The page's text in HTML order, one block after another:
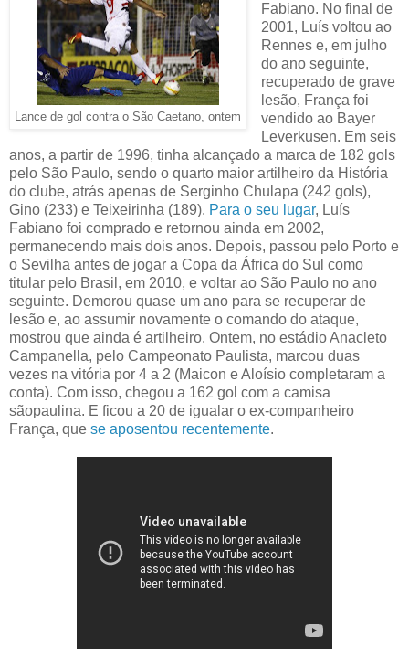
Lance de gol contra o São Caetano, ontem
Fabiano. No final de
2001, Luís voltou ao
Rennes e, em julho
do ano seguinte,
recuperado de grave
lesão, França foi
vendido ao Bayer
Leverkusen. Em seis
anos, a partir de 1996, tinha alcançado a marca de 182 gols
pelo São Paulo, sendo o quarto maior artilheiro da História
do clube, atrás apenas de Serginho Chulapa (242 gols),
Gino (233) e Teixeirinha (189). Para o seu lugar, Luís
Fabiano foi comprado e retornou ainda em 2002,
permanecendo mais dois anos. Depois, passou pelo Porto e
o Sevilha antes de jogar a Copa da África do Sul como
titular pelo Brasil, em 2010, e voltar ao São Paulo no ano
seguinte. Demorou quase um ano para se recuperar de
lesão e, ao assumir novamente o comando do ataque,
mostrou que ainda é artilheiro. Ontem, no estádio Anacleto
Campanella, pelo Campeonato Paulista, marcou duas
vezes na vitória por 4 a 2 (Maicon e Aloísio completaram a
conta). Com isso, chegou a 162 gol com a camisa
sãopaulina. E ficou a 20 de igualar o ex-companheiro
França, que se aposentou recentemente.